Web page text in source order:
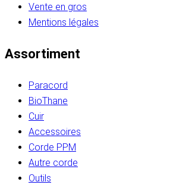
Vente en gros
Mentions légales
Assortiment
Paracord
BioThane
Cuir
Accessoires
Corde PPM
Autre corde
Outils